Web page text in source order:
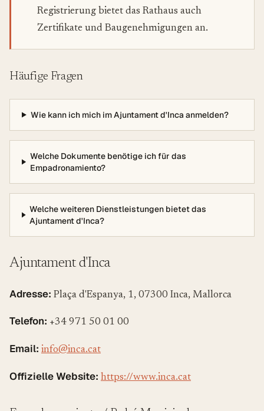
Registrierung bietet das Rathaus auch
Zertifikate und Baugenehmigungen an.
Häufige Fragen
Wie kann ich mich im Ajuntament d'Inca anmelden?
Welche Dokumente benötige ich für das
Empadronamiento?
Welche weiteren Dienstleistungen bietet das
Ajuntament d'Inca?
Ajuntament d'Inca
Adresse: Plaça d'Espanya, 1, 07300 Inca, Mallorca
Telefon: +34 971 50 01 00
Email: info@inca.cat
Offizielle Website: https://www.inca.cat